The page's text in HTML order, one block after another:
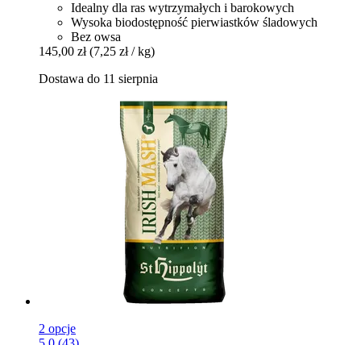
Idealny dla ras wytrzymałych i barokowych
Wysoka biodostępność pierwiastków śladowych
Bez owsa
145,00 zł (7,25 zł / kg)
Dostawa do 11 sierpnia
2 opcje